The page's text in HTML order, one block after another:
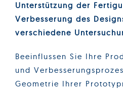
Unterstützung der
Verbesserung des
verschiedene
Beeinflussen Sie Ihre
und
Geometrie Ihrer